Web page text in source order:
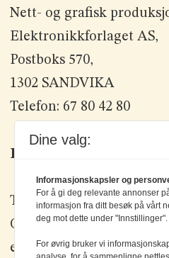
Nett- og grafisk
Elektronikkforlaget AS,
Postboks 570,
1302 SANDVIKA
Telefon: 67 80 42 80
Kontakt oss
Tlf: +47 67 80 42 80
Olav Brunborgs vei 6,
epost:
Dine valg:
Informasjonskapsler og
For å gi deg relevante annonser
informasjon fra ditt besøk på vårt
deg mot dette under "Innstillinger".
For øvrig bruker vi